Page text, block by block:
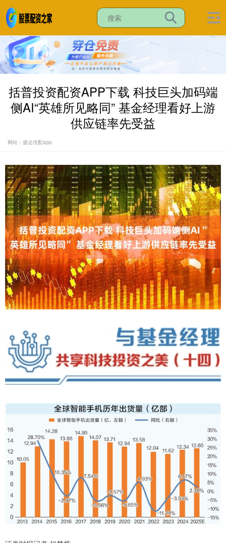
括普投资配资APP下载 科技巨头加码端
侧AI“英雄所见略同” 基金经理看好上游
供应链率先受益
网站：盛达优配app